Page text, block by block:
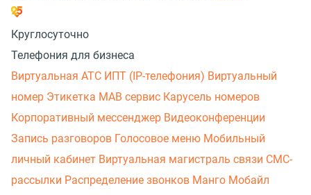
Круглосуточно
Телефония для бизнеса
Виртуальная АТС ИПТ (IP-телефония) Виртуальный
номер Этикетка МАВ сервис Карусель номеров
Корпоративный мессенджер Видеоконференции
Запись разговоров Голосовое меню Мобильный
личный кабинет Виртуальная магистраль связи СМС-
рассылки Распределение звонков Манго Мобайл